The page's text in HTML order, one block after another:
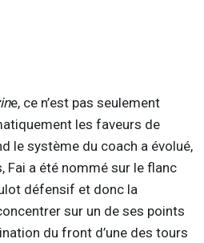
e, ce n’est pas seulement
les faveurs de
le système du coach a évolué,
Fai a été nommé sur le flanc
défensif et donc la
sur un de ses points
du front d’une des tours